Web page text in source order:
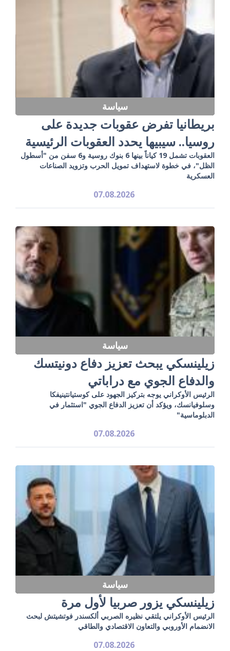
سياسة
بريطانيا تفرض عقوبات جديدة على
روسيا.. سيبيها يحدد العقوبات الرئيسية
العقوبات تشمل 19 كياناً بينها 6 بنوك روسية و6 سفن من "أسطول
الظل"، في خطوة لاستهداف تمويل الحرب وتزويد الصناعات
العسكرية
07.08.2026
سياسة
زيلينسكي يبحث تعزيز دفاع دونيتسك
والدفاع الجوي مع دراباتي
الرئيس الأوكراني يوجه بتركيز الجهود على كوستيانتينيفكا
وسلوفيانسك، ويؤكد أن تعزيز الدفاع الجوي "استثمار في
الدبلوماسية"
07.08.2026
سياسة
زيلينسكي يزور صربيا لأول مرة
الرئيس الأوكراني يلتقي نظيره الصربي ألكسندر فوتشيتش لبحث
الانضمام الأوروبي والتعاون الاقتصادي والطاقي
07.08.2026